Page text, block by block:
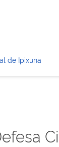
de Ipixuna